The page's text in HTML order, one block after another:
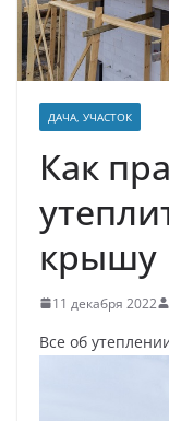
ДАЧА, УЧАСТОК
Как
крышу
11 декабря 2022
Все об